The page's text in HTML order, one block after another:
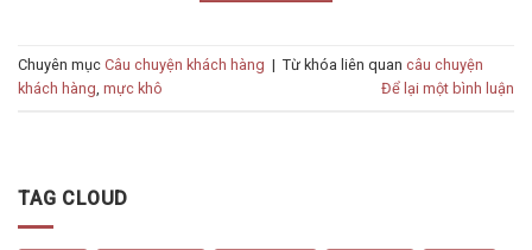
Chuyên mục Câu chuyện khách hàng | Từ khóa liên quan câu chuyện
khách hàng mực khô Để lại một bình luận
TAG CLOUD